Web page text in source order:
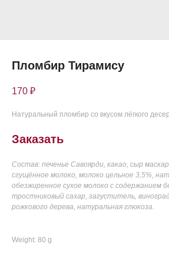
Пломбир Тирамису
170 ₽
Натуральный пломбир со вкусом лёгкого
Заказать
Состав: печенье Савоярди, какао, сыр
сгущённое молоко, молоко цельное 3,5%,
обезжиренное сухое молоко с содержанием
тростниковый сахар, загуститель,
рожкового дерева, натуральная глюкоза.
Weight: 80 g